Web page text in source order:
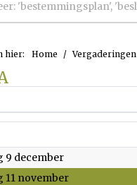
hier: Home Vergaderingen
9 december2026
11 november2026